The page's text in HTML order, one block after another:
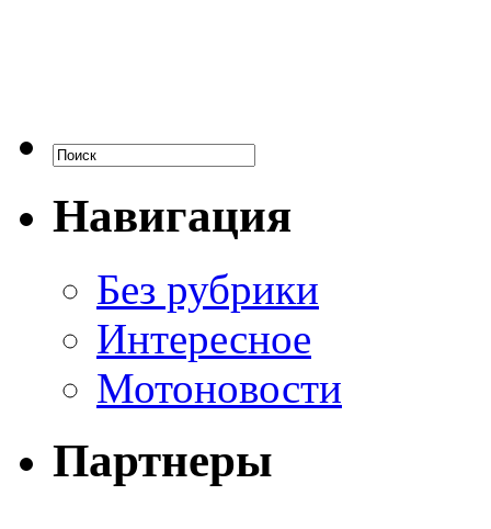
Навигация
Без рубрики
Интересное
Мотоновости
Партнеры